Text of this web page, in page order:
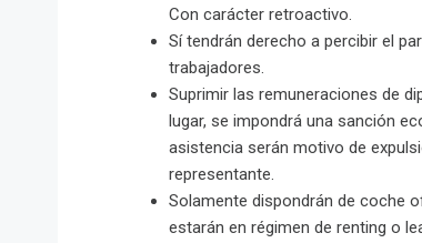
Con carácter retroactivo.
Sí tendrán derecho a percibir el
trabajadores.
Suprimir las remuneraciones de
lugar, se impondrá una sanción
asistencia serán motivo de
representante.
Solamente dispondrán de coche
estarán en régimen de renting o